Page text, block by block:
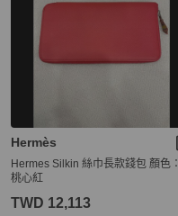
Hermès
Hermes Silkin 絲巾長款錢包 顏色：
桃心紅
TWD 12,113